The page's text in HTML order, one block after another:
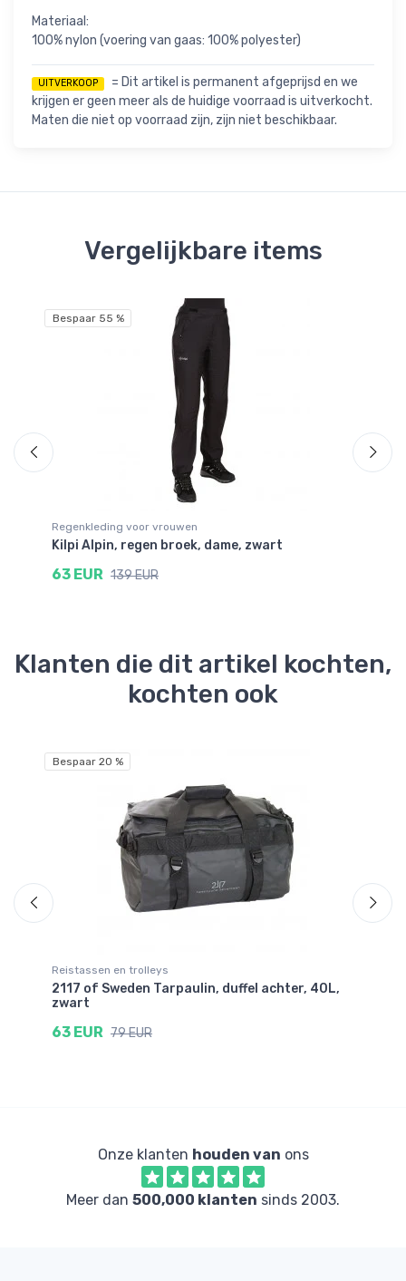
Materiaal:
100% nylon (voering van gaas: 100% polyester)
UITVERKOOP
= Dit artikel is permanent afgeprijsd en we
krijgen er geen meer als de huidige voorraad is uitverkocht.
Maten die niet op voorraad zijn, zijn niet beschikbaar.
Vergelijkbare items
Bespaar 55 %
Regenkleding voor vrouwen
Kilpi Alpin, regen broek, dame, zwart
63 EUR 139 EUR
Klanten die dit artikel kochten,
kochten ook
Bespaar 20 %
Reistassen en trolleys
2117 of Sweden Tarpaulin, duffel achter, 40L,
zwart
63 EUR 79 EUR
Onze klanten houden van ons
Meer dan 500,000 klanten sinds 2003.